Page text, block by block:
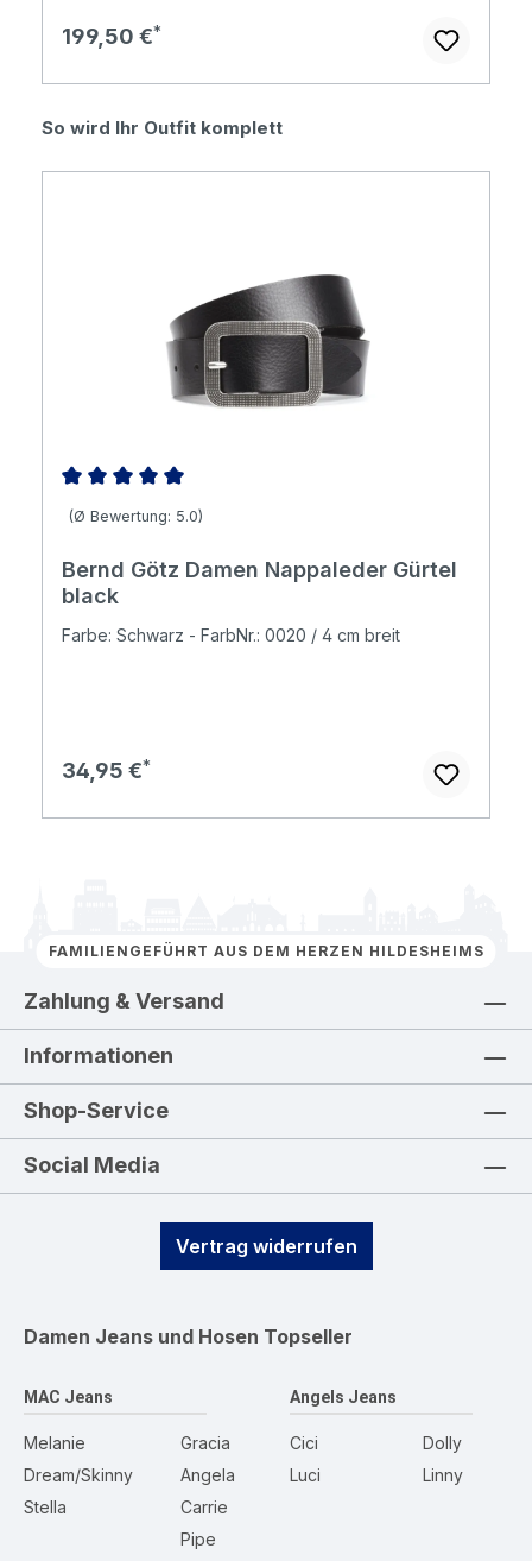
Regulärer Preis:
199,50 €
Produktgalerie überspringen
So wird Ihr Outfit komplett
Durchschnittliche Bewertung von 5 von 5 Sternen
(Ø Bewertung: 5.0)
Bernd Götz Damen Nappaleder Gürtel
black
Farbe: Schwarz - FarbNr.: 0020 / 4 cm breit
Regulärer Preis:
34,95 €
FAMILIENGEFÜHRT AUS DEM HERZEN HILDESHEIMS
Zahlung & Versand
Informationen
Shop-Service
Social Media
Vertrag widerrufen
Damen Jeans und Hosen Topseller
MAC Jeans
Melanie
Dream/Skinny
Stella
Gracia
Angela
Carrie
Pipe
Angels Jeans
Cici
Luci
Dolly
Linny